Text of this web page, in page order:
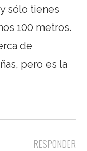
sólo tienes
100 metros.
de
pero es la
RESPONDER